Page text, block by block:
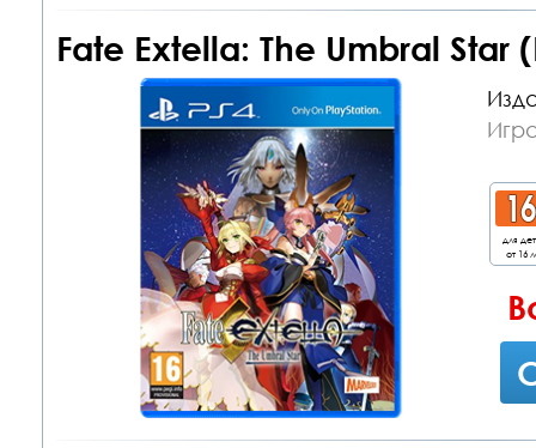
Fate Extella: The Umbral Star
для
от 16